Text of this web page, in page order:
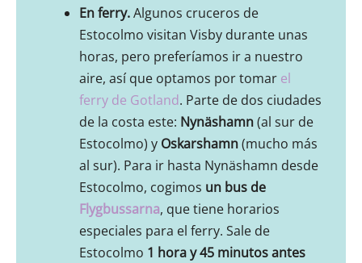
En ferry.Algunos cruceros de
Estocolmo visitan Visby durante unas
horas, pero preferíamos ir a nuestro
aire, así que optamos por tomar el
ferry de Gotland. Parte de dos ciudades
de la costa este: Nynäshamn(al sur de
Estocolmo) y Oskarshamn(mucho más
al sur). Para ir hasta Nynäshamn desde
Estocolmo, cogimos un bus de
Flygbussarna, que tiene horarios
especiales para el ferry. Sale de
Estocolmo 1 hora y 45 minutos antes